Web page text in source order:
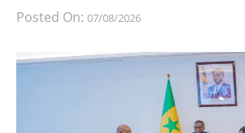
Posted On: 07/08/2026